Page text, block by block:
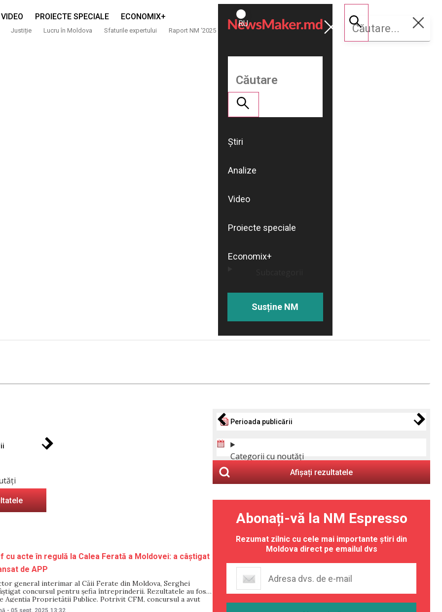
VIDEO PROIECTE SPECIALE ECONOMIX+
Justiție Lucru în Moldova Sfaturile expertului Raport NM ‘2025
ROMÂNĂ
RU
Susține
NM
Știri
Analize
Video
Proiecte speciale
Economix+
Susține NM
cu acte în regulă la Calea Ferată a Moldovei: a câștigat
de APP
general interimar al Căii Ferate din Moldova, Serghei
concursul pentru șefia întreprinderii. Rezultatele au fost
Agenția Proprietății Publice. Potrivit CFM, concursul a avut
candidaților, desfășurată pe 25 august, și interviul
Perioada publicării
Categorii cu noutăți
Afișați rezultatele
Abonați-vă la NM Espresso
Rezumat zilnic cu cele mai importante știri din
Moldova direct pe emailul dvs